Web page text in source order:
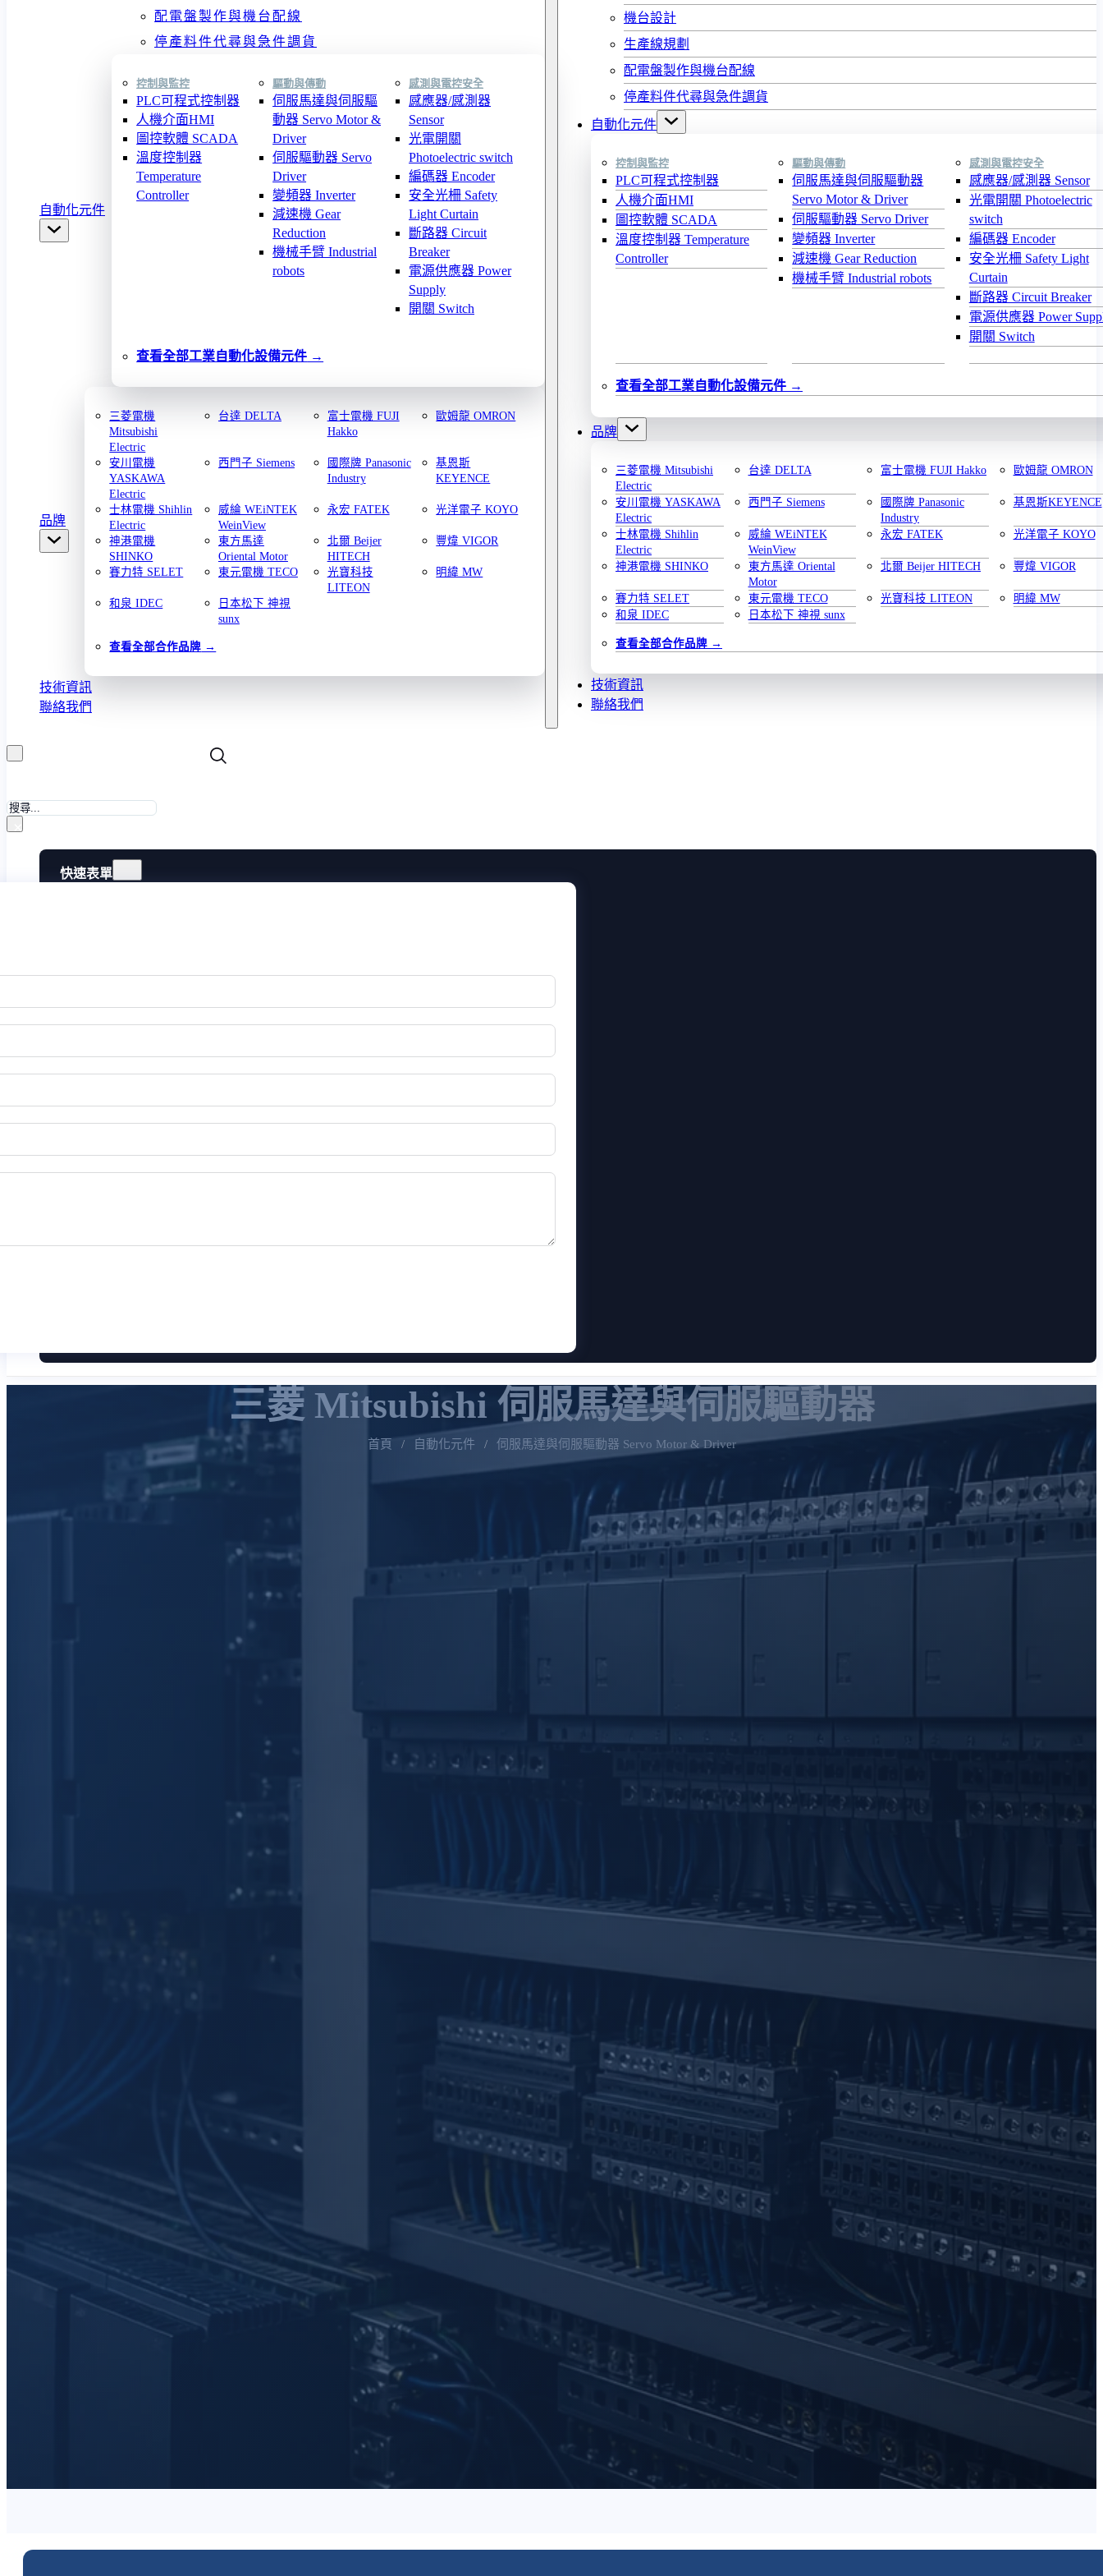
配電盤製作與機台配線
停產料件代尋與急件調貨
自動化元件
控制與監控
PLC可程式控制器
人機介面HMI
圖控軟體 SCADA
溫度控制器
Temperature
Controller
驅動與傳動
伺服馬達與伺服驅
動器 Servo Motor &
Driver
伺服驅動器 Servo
Driver
變頻器 Inverter
減速機 Gear
Reduction
機械手臂 Industrial
robots
感測與電控安全
感應器/感測器
Sensor
光電開關
Photoelectric switch
編碼器 Encoder
安全光柵 Safety
Light Curtain
斷路器 Circuit
Breaker
電源供應器 Power
Supply
開關 Switch
查看全部工業自動化設備元件
品牌
三菱電機
Mitsubishi
Electric
台達 DELTA
富士電機 FUJI
Hakko
歐姆龍 OMRON
安川電機
YASKAWA
Electric
西門子 Siemens
國際牌 Panasonic
Industry
基恩斯
KEYENCE
士林電機 Shihlin
Electric
威綸 WEiNTEK
WeinView
永宏 FATEK 光洋電子 KOYO
神港電機
SHINKO
東方馬達
Oriental Motor
北爾 Beijer
HITECH
豐煒 VIGOR
賽力特 SELET 東元電機 TECO
光寶科技
LITEON
明緯 MW
和泉 IDEC
日本松下 神視
sunx
查看全部合作品牌
技術資訊
聯絡我們
機台設計
生產線規劃
配電盤製作與機台配線
停產料件代尋與急件調貨
自動化元件
控制與監控
PLC可程式控制器
人機介面HMI
圖控軟體 SCADA
溫度控制器 Temperature
Controller
驅動與傳動
伺服馬達與伺服驅動器
Servo Motor & Driver
伺服驅動器 Servo Driver
變頻器 Inverter
減速機 Gear Reduction
機械手臂 Industrial robots
感測與電控安全
感應器/感測器 Sensor
光電開關 Photoelectric
switch
編碼器 Encoder
安全光柵 Safety Light
Curtain
斷路器 Circuit Breaker
電源供應器 Power
開關 Switch
查看全部工業自動化設備元件
品牌
三菱電機 Mitsubishi
Electric
台達 DELTA 富士電機 FUJI Hakko 歐姆龍 OMRON
安川電機 YASKAWA
Electric
西門子 Siemens
國際牌 Panasonic
Industry
基恩斯KEYENCE
士林電機 Shihlin
Electric
威綸 WEiNTEK
WeinView
永宏 FATEK 光洋電子 KOYO
神港電機 SHINKO
東方馬達 Oriental
Motor
北爾 Beijer HITECH 豐煒 VIGOR
賽力特 SELET 東元電機 TECO 光寶科技 LITEON
明緯 MW
和泉 IDEC
日本松下 神視 sunx
查看全部合作品牌
技術資訊
聯絡我們
搜
×
快速表單
三菱 Mitsubishi 伺服馬達與伺服驅動器
首頁 / 自動化元件 / 伺服馬達與伺服驅動器 Servo Motor & Driver